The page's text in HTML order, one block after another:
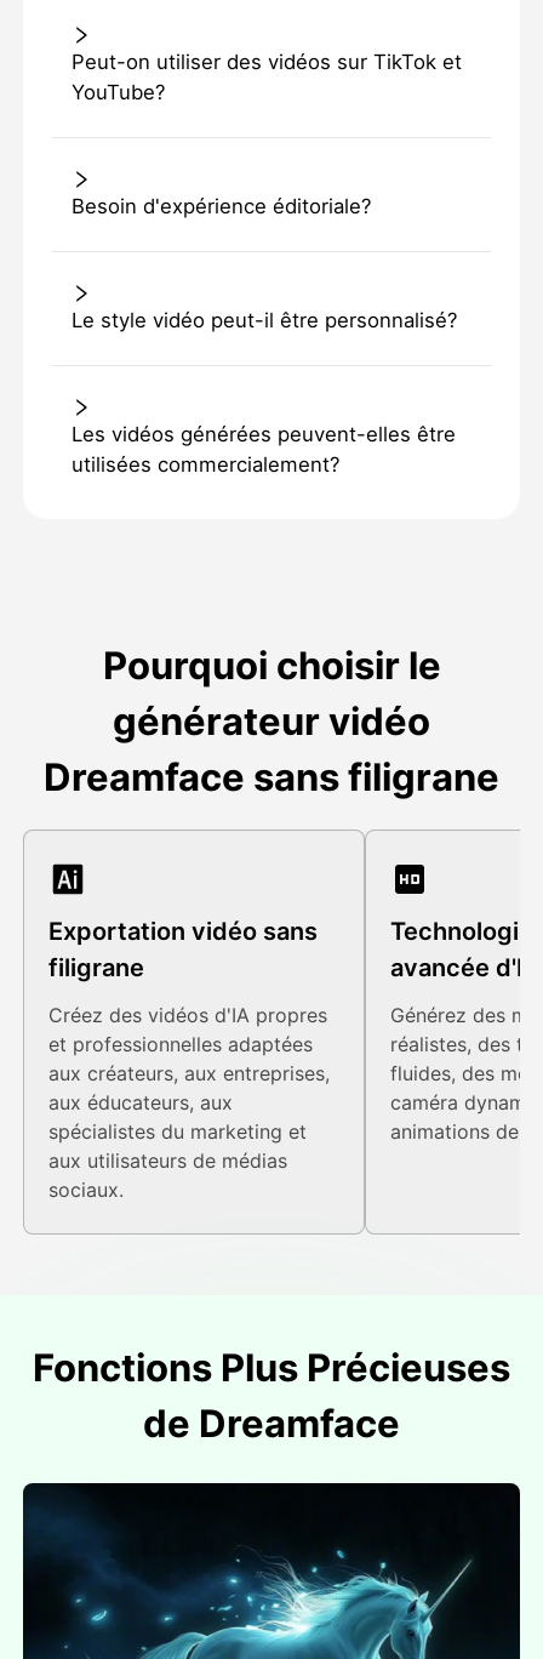
Peut-on utiliser des vidéos sur TikTok et
YouTube?
Besoin d'expérience éditoriale?
Le style vidéo peut-il être personnalisé?
Les vidéos générées peuvent-elles être
utilisées commercialement?
Pourquoi choisir le
générateur vidéo
Dreamface sans filigrane
Exportation vidéo sans
filigrane
Créez des vidéos d'IA propres
et professionnelles adaptées
aux créateurs, aux entreprises,
aux éducateurs, aux
spécialistes du marketing et
aux utilisateurs de médias
sociaux.
Technologie
avancée d'IA
Générez des
réalistes, des
fluides, des
caméra
animations de
Fonctions Plus Précieuses
de Dreamface